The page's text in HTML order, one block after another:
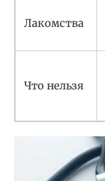
Лакомства
Что нельзя